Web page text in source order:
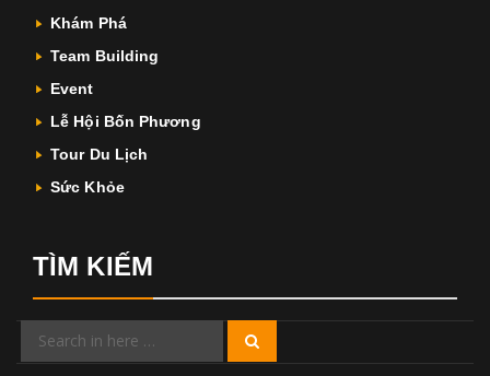
Khám Phá
Team Building
Event
Lễ Hội Bốn Phương
Tour Du Lịch
Sức Khỏe
TÌM KIẾM
Search